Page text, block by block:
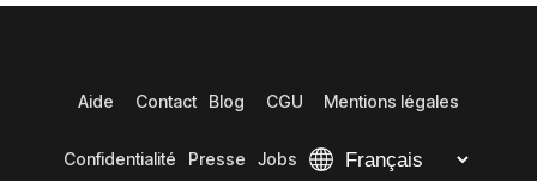
Aide Contact Blog CGU Mentions légales
Confidentialité Presse Jobs